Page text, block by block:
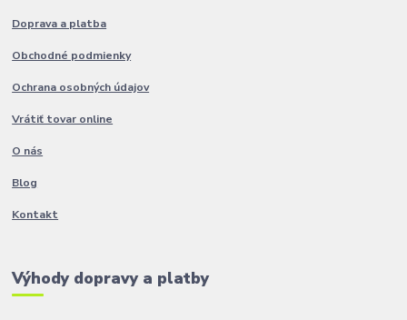
Doprava a platba
Obchodné podmienky
Ochrana osobných údajov
Vrátiť tovar online
O nás
Blog
Kontakt
Výhody dopravy a platby